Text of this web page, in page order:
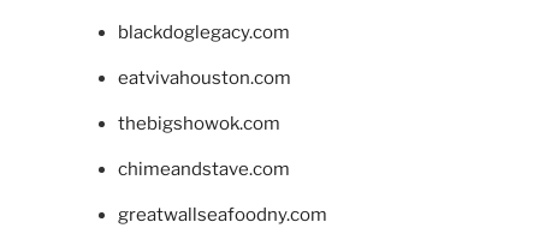
blackdoglegacy.com
eatvivahouston.com
thebigshowok.com
chimeandstave.com
greatwallseafoodny.com